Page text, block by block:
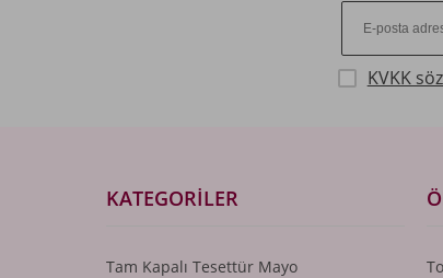
KVKK
KATEGORILER
Tam Kapalı Tesettür Mayo